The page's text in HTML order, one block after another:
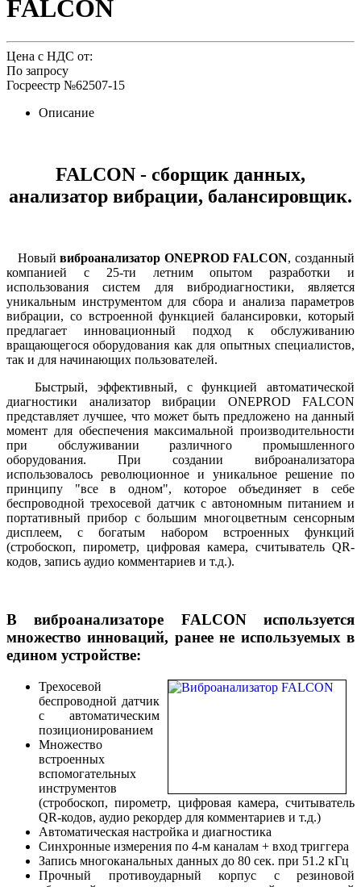
FALCON
Цена с НДС от:
По запросу
Госреестр №62507-15
Описание
FALCON - сборщик данных,
анализатор вибрации, балансировщик.
Новыйвиброанализатор ONEPROD FALCON, созданный
компанией с 25-ти летним опытом разработки и
использования систем для вибродиагностики, является
уникальным инструментом для сбора и анализа параметров
вибрации, со встроенной функцией балансировки, который
предлагает инновационный подход к обслуживанию
вращающегося оборудования как для опытных специалистов,
так и для начинающих пользователей.
Быстрый, эффективный, с функцией автоматической
диагностики анализатор вибрации ONEPROD FALCON
представляет лучшее, что может быть предложено на данный
момент для обеспечения максимальной производительности
при обслуживании различного промышленного
оборудования. При создании виброанализатора
использовалось революционное и уникальное решение по
принципу "все в одном", которое объединяет в себе
беспроводной трехосевой датчик с автономным питанием и
портативный прибор с большим многоцветным сенсорным
дисплеем, с богатым набором встроенных функций
(стробоскоп, пирометр, цифровая камера, считыватель QR-
кодов, запись аудио комментариев и т.д.).
В виброанализаторе FALCON используется
множество инноваций, ранее не используемых в
едином устройстве:
Трехосевой
беспроводной датчик
с автоматическим
позиционированием
Множество
встроенных
вспомогательных
инструментов
(стробоскоп, пирометр, цифровая камера, считыватель
QR-кодов, аудио рекордер для комментариев и т.д.)
Автоматическая настройка и диагностика
Синхронные измерения по 4-м каналам + вход триггера
Запись многоканальных данных до 80 сек. при 51.2 кГц
Прочный противоударный корпус с резиновой